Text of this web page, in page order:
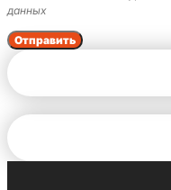
данных
Отправить